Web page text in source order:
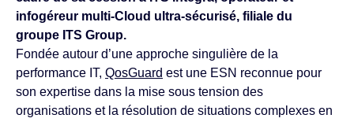
infogéreur multi-Cloud ultra-sécurisé, filiale du
groupe ITS Group.
Fondée autour d’une approche singulière de la
performance IT, QosGuard est une ESN reconnue pour
son expertise dans la mise sous tension des
organisations et la résolution de situations complexes en